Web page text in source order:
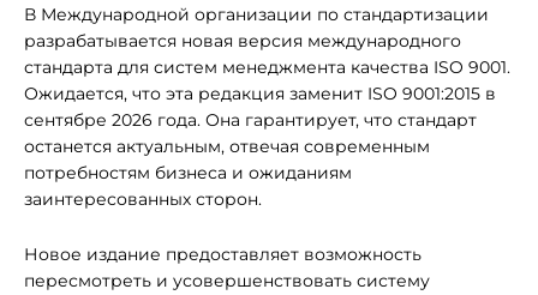
В Международной организации по стандартизации
разрабатывается новая версия международного
стандарта для систем менеджмента качества ISO 9001.
Ожидается, что эта редакция заменит ISO 9001:2015 в
сентябре 2026 года. Она гарантирует, что стандарт
останется актуальным, отвечая современным
потребностям бизнеса и ожиданиям
заинтересованных сторон.
Новое издание предоставляет возможность
пересмотреть и усовершенствовать систему